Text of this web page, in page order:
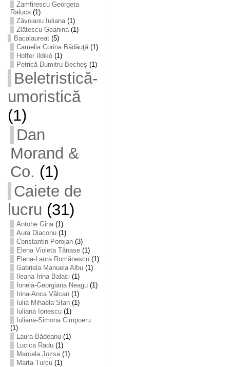
Zamfirescu Georgeta
Raluca(1)
Zăvoianu Iuliana(1)
Zlătescu Geanina(1)
Bacalaureat(5)
Camelia Corina Bădăuţă(1)
Hoffer Ildikó(1)
Petrică Dumitru Becheș (1)
Beletristică-
umoristică
(1)
Dan
Morand &
Co. (1)
Caiete de
lucru (31)
Antohe Gina(1)
Aura Diaconu(1)
Constantin Porojan(3)
Elena Violeta Tănase(1)
Elena-Laura Romănescu(1)
Gabriela Manuela Albu(1)
Ileana Irina Balaci (1)
Ionela-Georgiana Neagu(1)
Irina-Anca Vâlcan(1)
Iulia Mihaela Stan(1)
Iuliana Ionescu(1)
Iuliana-Simona Cimpoeru
(1)
Laura Bădeanu(1)
Lucica Radu(1)
Marcela Jozsa(1)
Marta Turcu(1)